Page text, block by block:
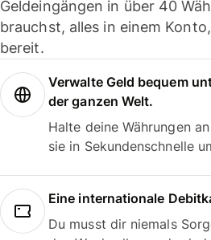
Geldeingängen in über 40
brauchst, alles in einem
bereit.
Verwalte Geld bequem
der ganzen Welt.
Halte deine Währungen
sie in Sekundenschnelle
Eine internationale
Du musst dir niemals